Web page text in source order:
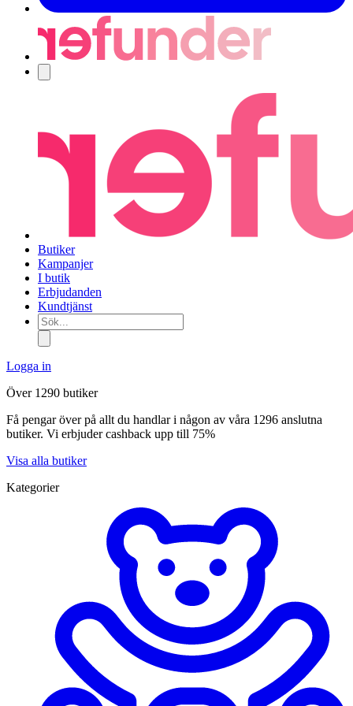
Butiker
Kampanjer
I butik
Erbjudanden
Kundtjänst
Sök...
Logga in
Över 1290 butiker
Få pengar över på allt du handlar i någon av våra 1296 anslutna
butiker. Vi erbjuder cashback upp till 75%
Visa alla butiker
Kategorier